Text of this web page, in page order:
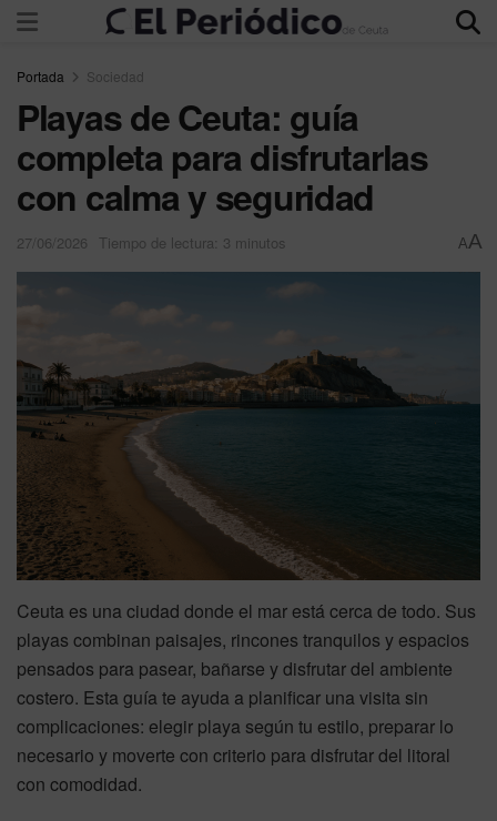
Portada Sociedad
Playas de Ceuta: guía
completa para disfrutarlas
con calma y seguridad
27/06/2026 Tiempo de lectura: 3 minutos AA
Ceuta es una ciudad donde el mar está cerca de todo. Sus
playas combinan paisajes, rincones tranquilos y espacios
pensados para pasear, bañarse y disfrutar del ambiente
costero. Esta guía te ayuda a planificar una visita sin
complicaciones: elegir playa según tu estilo, preparar lo
necesario y moverte con criterio para disfrutar del litoral
con comodidad.